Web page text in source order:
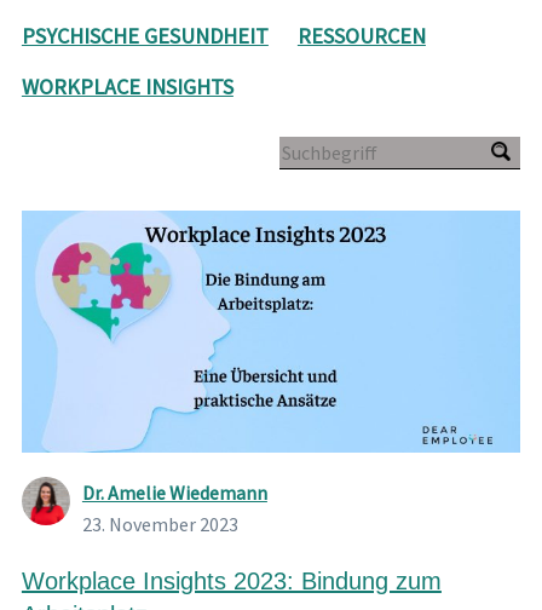
PSYCHISCHE GESUNDHEIT
RESSOURCEN
WORKPLACE INSIGHTS
Dr. Amelie Wiedemann
23. November 2023
Workplace Insights 2023: Bindung zum